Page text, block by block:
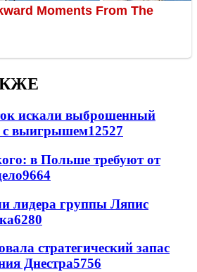
искали выброшенный
с выигрышем12527
в Польше требуют от
9664
лидера группы Ляпис
6280
стратегический запас
Днестра5756